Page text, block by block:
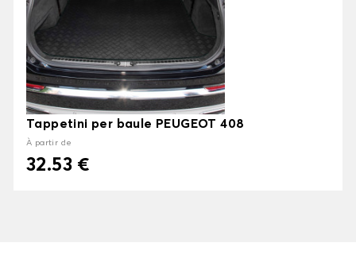
Tappetini per baule PEUGEOT 408
À partir de
32.53 €